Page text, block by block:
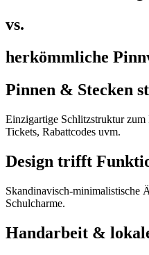
vs.
herkömmliche
Pinnen & Stecken
Einzigartige Schlitzstruktur
Tickets, Rabattcodes uvm.
Design trifft
Skandinavisch-minimalistische
Schulcharme.
Handarbeit &